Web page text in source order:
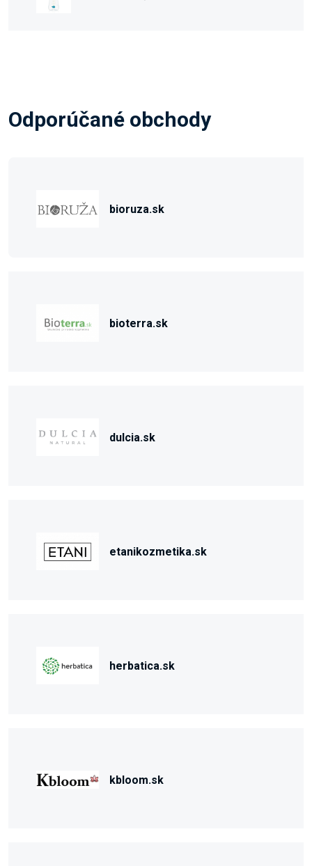
Odporúčané obchody
bioruza.sk
bioterra.sk
dulcia.sk
etanikozmetika.sk
herbatica.sk
kbloom.sk